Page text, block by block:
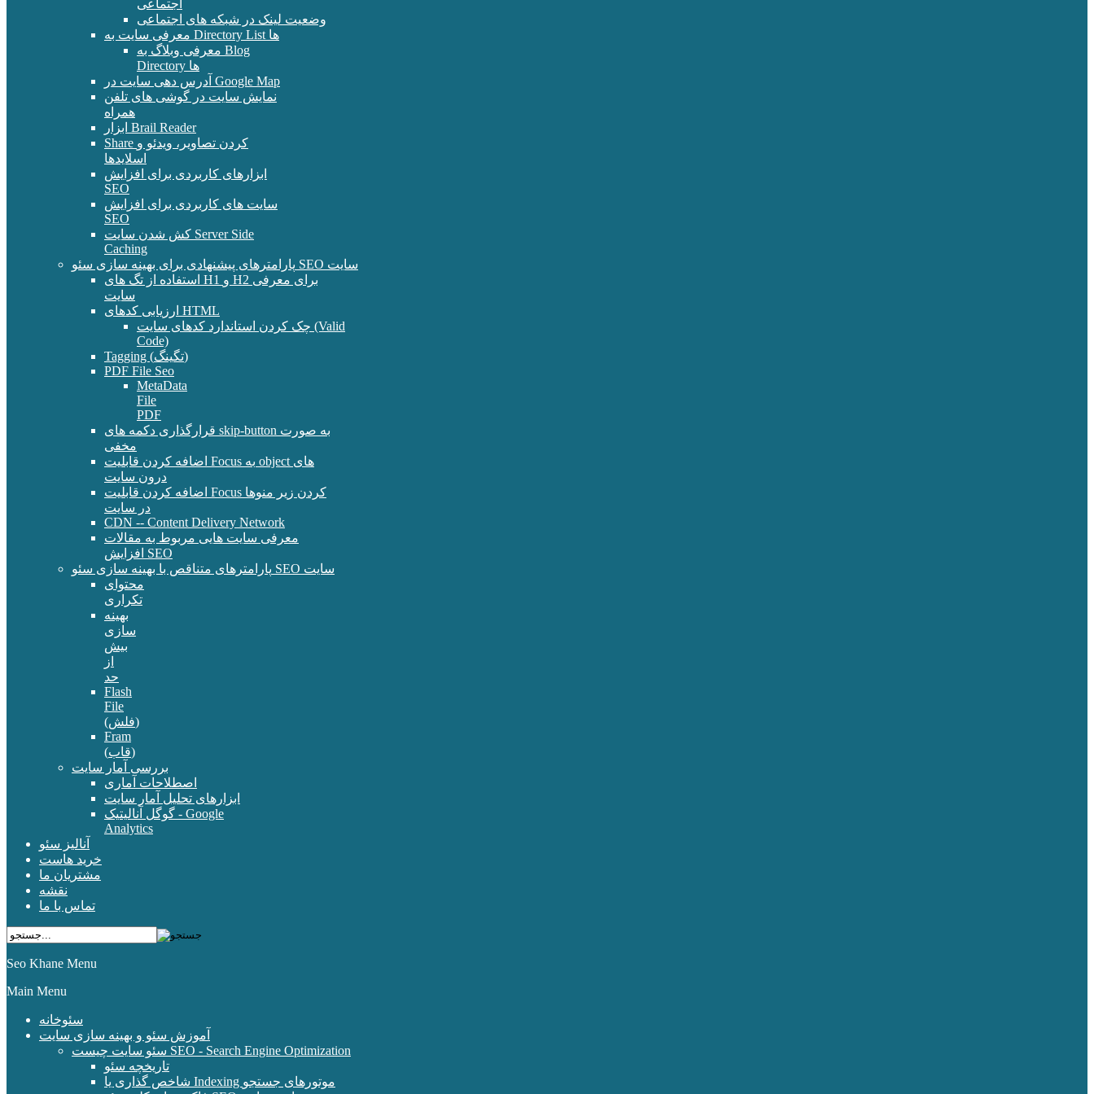
اجتماعی
وضعیت لینک در شبکه های اجتماعی
معرفی سایت به Directory List ها
معرفی وبلاگ به Blog
Directory ها
آدرس دهی سایت در Google Map
نمایش سایت در گوشی های تلفن
همراه
ابزار Brail Reader
Share کردن تصاویر، ویدئو و
اسلایدها
ابزارهای کاربردی برای افزایش
SEO
سایت های کاربردی برای افزایش
SEO
کش شدن سایت Server Side
Caching
پارامترهای پیشنهادی برای بهینه سازی سئو SEO سایت
استفاده از تگ های H1 و H2 برای معرفی
سایت
ارزیابی کدهای HTML
چک کردن استاندارد کدهای سایت (Valid
Code)
Tagging (تگینگ)
PDF File Seo
MetaData
File
PDF
قرارگذاری دکمه های skip-button به صورت
مخفی
اضافه کردن قابلیت Focus به object های
درون سایت
اضافه کردن قابلیت Focus کردن زیر منوها
در سایت
CDN -- Content Delivery Network
معرفی سایت هایی مربوط به مقالات
افزایش SEO
پارامترهای متناقص با بهینه سازی سئو SEO سایت
محتوای
تکراری
بهینه
سازی
بیش
از
حد
Flash
File
(فلش)
Fram
(قاب)
بررسی آمار سایت
اصطلاحات آماری
ابزارهای تحلیل آمار سایت
گوگل آنالیتیک - Google
Analytics
آنالیز سئو
خرید هاست
مشتریان ما
نقشه
تماس با ما
Seo Khane Menu
Main Menu
سئوخانه
آموزش سئو و بهینه سازی سایت
سئو سایت چیست SEO - Search Engine Optimization
تاریخچه سئو
شاخص گذاری یا Indexing موتورهای جستجو